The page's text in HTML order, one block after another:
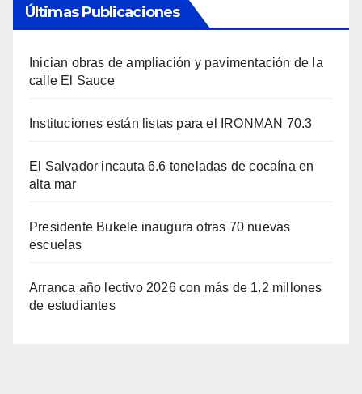
Últimas Publicaciones
Inician obras de ampliación y pavimentación de la
calle El Sauce
Instituciones están listas para el IRONMAN 70.3
El Salvador incauta 6.6 toneladas de cocaína en
alta mar
Presidente Bukele inaugura otras 70 nuevas
escuelas
Arranca año lectivo 2026 con más de 1.2 millones
de estudiantes